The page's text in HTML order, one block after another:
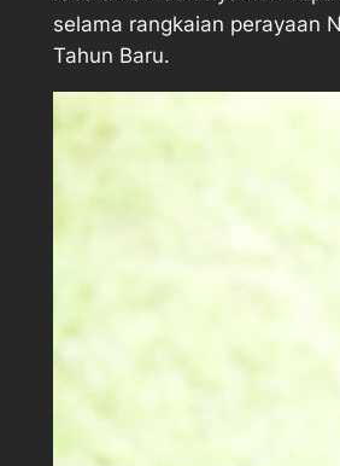
selama rangkaian perayaan
Tahun Baru.